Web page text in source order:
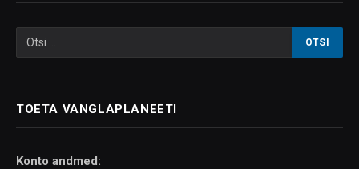
TOETA VANGLAPLANEETI
Konto andmed: